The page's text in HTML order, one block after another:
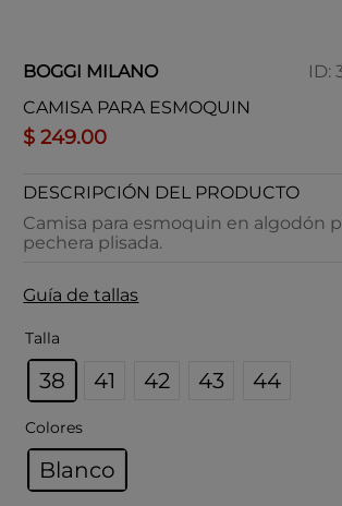
BOGGI MILANO ID:
CAMISA PARA ESMOQUIN
$ 249.00
DESCRIPCIÓN DEL PRODUCTO
Camisa para esmoquin en algodón
pechera plisada.
Guía de tallas
Talla
38 41 42 43 44
Colores
Blanco